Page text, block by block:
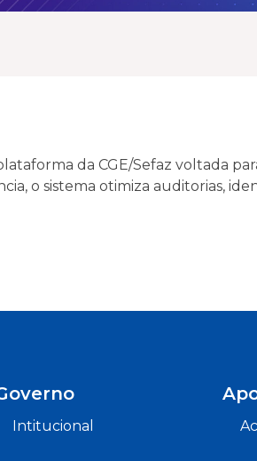
da CGE/Sefaz voltada
o sistema otimiza auditorias,
Intitucional